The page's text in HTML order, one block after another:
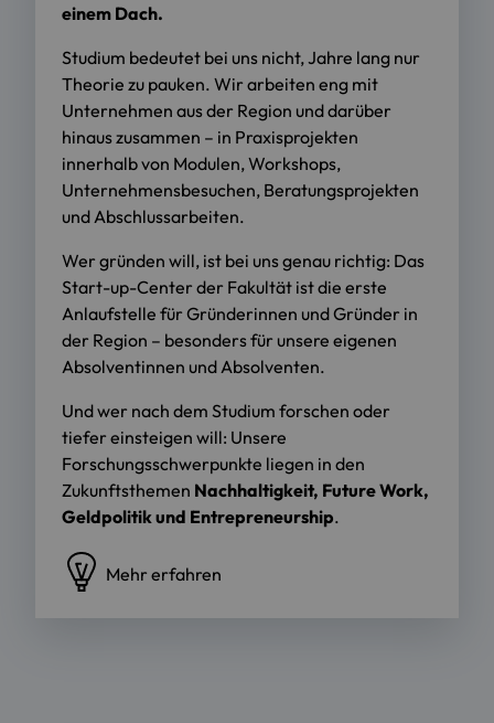
einem Dach.
Studium bedeutet bei uns nicht, Jahre lang nur
Theorie zu pauken. Wir arbeiten eng mit
Unternehmen aus der Region und darüber
hinaus zusammen – in Praxisprojekten
innerhalb von Modulen, Workshops,
Unternehmensbesuchen, Beratungsprojekten
und Abschlussarbeiten.
Wer gründen will, ist bei uns genau richtig: Das
Start-up-Center der Fakultät ist die erste
Anlaufstelle für Gründerinnen und Gründer in
der Region – besonders für unsere eigenen
Absolventinnen und Absolventen.
Und wer nach dem Studium forschen oder
tiefer einsteigen will: Unsere
Forschungsschwerpunkte liegen in den
Zukunftsthemen Nachhaltigkeit, Future Work,
Geldpolitik und Entrepreneurship.
Mehr erfahren